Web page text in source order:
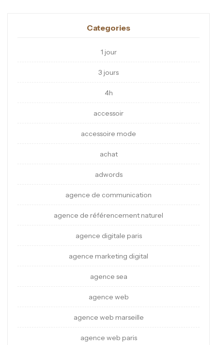
Categories
1 jour
3 jours
4h
accessoir
accessoire mode
achat
adwords
agence de communication
agence de référencement naturel
agence digitale paris
agence marketing digital
agence sea
agence web
agence web marseille
agence web paris